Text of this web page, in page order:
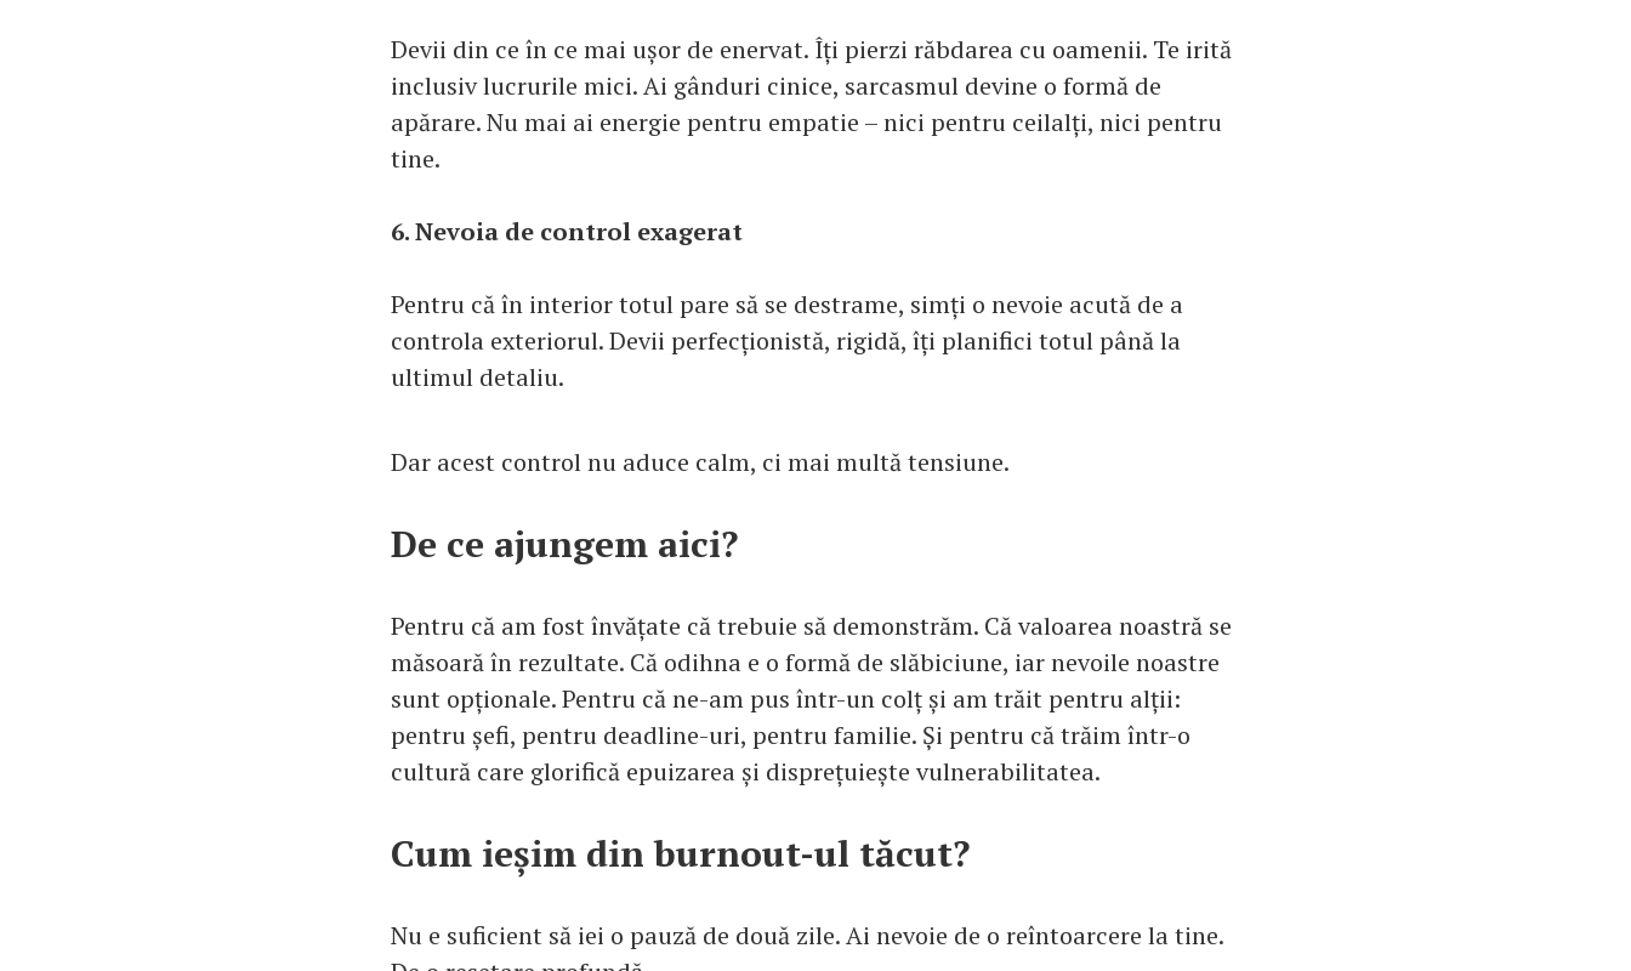
Devii din ce în ce mai ușor de enervat. Îți pierzi răbdarea cu oamenii. Te irită
inclusiv lucrurile mici. Ai gânduri cinice, sarcasmul devine o formă de
apărare. Nu mai ai energie pentru empatie – nici pentru ceilalți, nici pentru
tine.
6. Nevoia de control exagerat
Pentru că în interior totul pare să se destrame, simți o nevoie acută de a
controla exteriorul. Devii perfecționistă, rigidă, îți planifici totul până la
ultimul detaliu.
Dar acest control nu aduce calm, ci mai multă tensiune.
De ce ajungem aici?
Pentru că am fost învățate că trebuie să demonstrăm. Că valoarea noastră se
măsoară în rezultate. Că odihna e o formă de slăbiciune, iar nevoile noastre
sunt opționale. Pentru că ne-am pus într-un colț și am trăit pentru alții:
pentru șefi, pentru deadline-uri, pentru familie. Și pentru că trăim într-o
cultură care glorifică epuizarea și disprețuiește vulnerabilitatea.
Cum ieșim din burnout-ul tăcut?
Nu e suficient să iei o pauză de două zile. Ai nevoie de o reîntoarcere la tine.